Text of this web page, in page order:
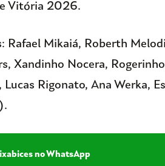
Vitória 2026.
Rafael Mikaiá, Roberth
Xandinho Nocera,
Lucas Rigonato, Ana Werka,
no WhatsApp